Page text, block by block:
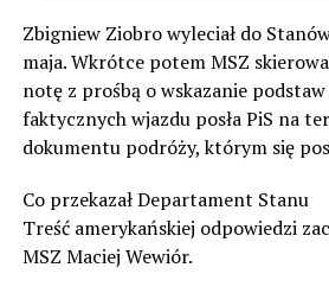
Zbigniew Ziobro wyleciał do
maja. Wkrótce potem MSZ
notę z prośbą o wskazanie
faktycznych wjazdu posła PiS na
dokumentu podróży, którym się
Co przekazał Departament Stanu
Treść amerykańskiej odpowiedzi
MSZ Maciej Wewiór.